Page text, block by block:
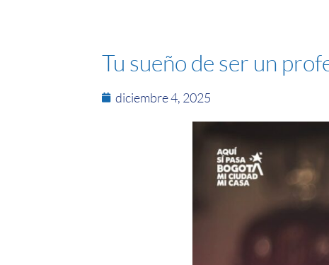
Tu sueño de ser un
diciembre 4, 2025